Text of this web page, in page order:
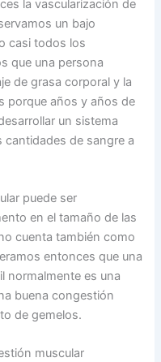
la vascularización de
un bajo
casi todos los
que una persona
de grasa corporal y la
porque años y años de
un sistema
cantidades de sangre a
puede ser
en el tamaño de las
cuenta también como
entonces que una
normalmente es una
buena congestión
de gemelos.
muscular